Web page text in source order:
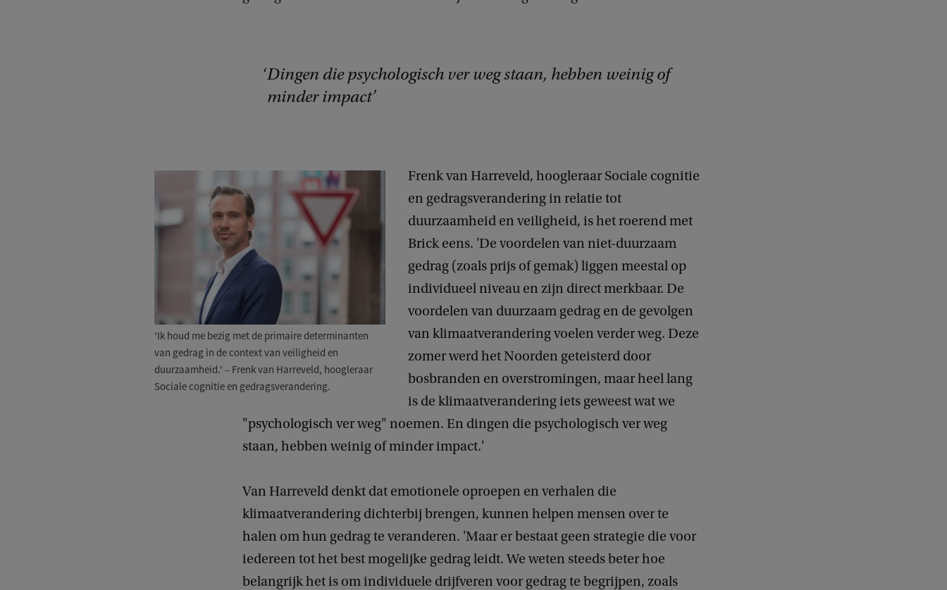
Dingen die psychologisch ver weg staan, hebben weinig of
minder impact
'Ik houd me bezig met de primaire determinanten
van gedrag in de context van veiligheid en
duurzaamheid.' – Frenk van Harreveld, hoogleraar
Sociale cognitie en gedragsverandering.
Frenk van Harreveld, hoogleraar Sociale cognitie
en gedragsverandering in relatie tot
duurzaamheid en veiligheid, is het roerend met
Brick eens. 'De voordelen van niet-duurzaam
gedrag (zoals prijs of gemak) liggen meestal op
individueel niveau en zijn direct merkbaar. De
voordelen van duurzaam gedrag en de gevolgen
van klimaatverandering voelen verder weg. Deze
zomer werd het Noorden geteisterd door
bosbranden en overstromingen, maar heel lang
is de klimaatverandering iets geweest wat we
"psychologisch ver weg" noemen. En dingen die psychologisch ver weg
staan, hebben weinig of minder impact.'
Van Harreveld denkt dat emotionele oproepen en verhalen die
klimaatverandering dichterbij brengen, kunnen helpen mensen over te
halen om hun gedrag te veranderen. 'Maar er bestaat geen strategie die voor
iedereen tot het best mogelijke gedrag leidt. We weten steeds beter hoe
belangrijk het is om individuele drijfveren voor gedrag te begrijpen, zoals